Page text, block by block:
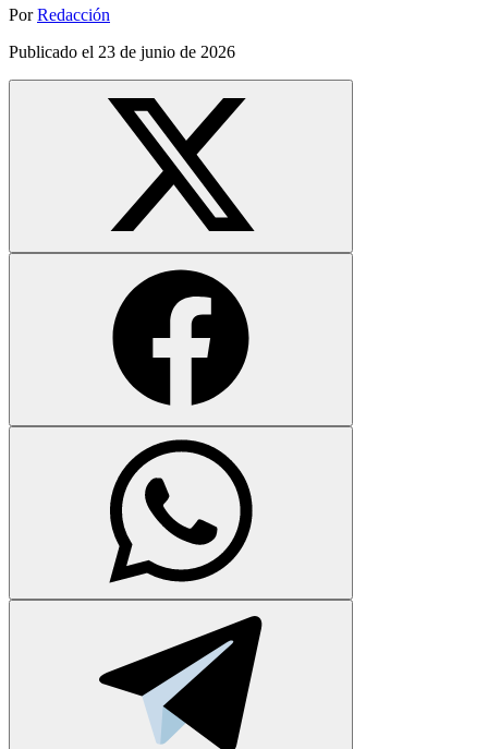
Por Redacción
Publicado el 23 de junio de 2026